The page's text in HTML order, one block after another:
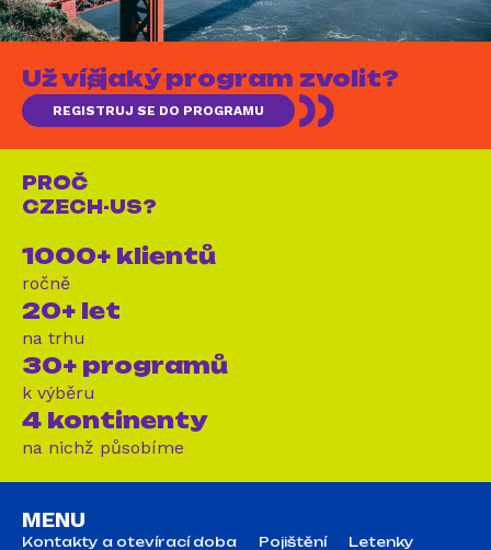
Už víš, jaký program zvolit?
REGISTRUJ SE DO PROGRAMU
PROČ
CZECH-US?
1000+ klientů
ročně
20+ let
na trhu
30+ programů
k výběru
4 kontinenty
na nichž působíme
MENU
Kontakty a otevírací doba Pojištění Letenky